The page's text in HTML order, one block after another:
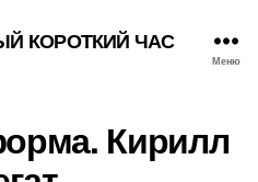
КОРОТКИЙ ЧАС
Меню
Кирилл